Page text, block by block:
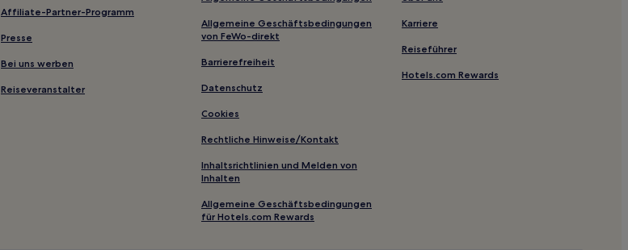
Hotels mit WLAN in Thüringen
Haustierfreundliche in Schwarzatal
Familien in Altstadt Erfurt
Haustierfreundliche in Altstadt Erfurt
Haustierfreundliche in Friedrichroda
Hotels mit inbegriffenem Frühstück in Erfurt
Affiliate-Partner-Programm
Presse
Bei uns werben
Reiseveranstalter
Allgemeine Geschäftsbedingungen
von FeWo-direkt
Barrierefreiheit
Datenschutz
Cookies
Rechtliche Hinweise/Kontakt
Inhaltsrichtlinien und Melden von
Inhalten
Allgemeine Geschäftsbedingungen
für Hotels.com Rewards
Karriere
Reiseführer
Hotels.com Rewards